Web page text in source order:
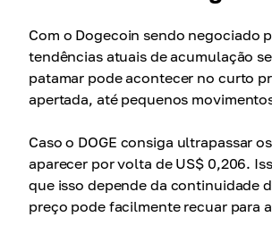
Com o Dogecoin sendo negociado
tendências atuais de acumulação
patamar pode acontecer no curto
apertada, até pequenos
Caso o DOGE consiga ultrapassar
aparecer por volta de US$ 0,206.
que isso depende da continuidade
preço pode facilmente recuar para